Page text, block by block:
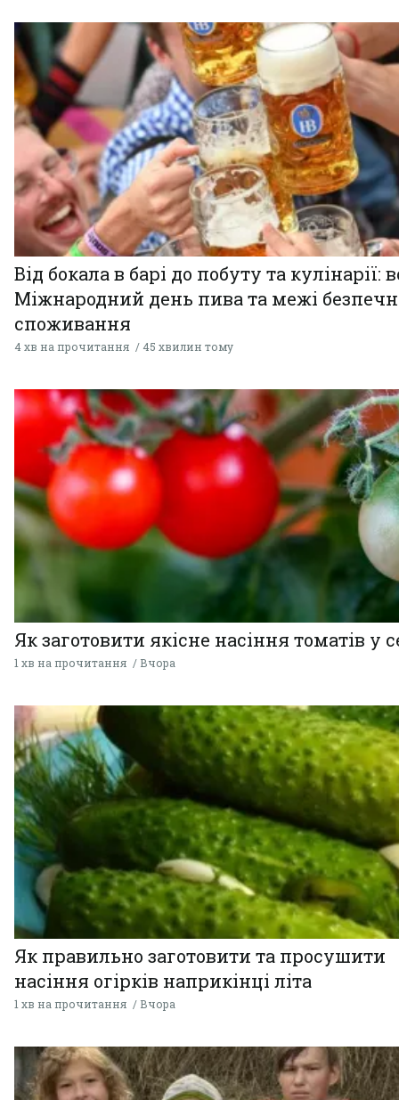
Від бокала в барі до побуту та кулінарії:
Міжнародний день пива та межі
споживання
4 хв на прочитання 45 хвилин тому
Як заготовити якісне насіння томатів у
1 хв на прочитання Вчора
Як правильно заготовити та просушити
насіння огірків наприкінці літа
1 хв на прочитання Вчора